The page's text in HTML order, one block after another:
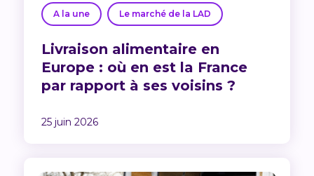
A la une Le marché de la LAD
Livraison alimentaire en
Europe : où en est la France
par rapport à ses voisins ?
25 juin 2026